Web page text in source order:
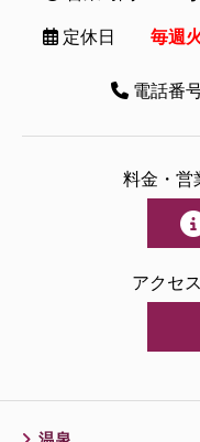
定休日 毎週
電話番
料金・営
アクセ